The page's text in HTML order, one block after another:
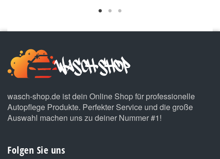
wasch-shop.de ist dein Online Shop für professionelle
Autopflege Produkte. Perfekter Service und die große
Auswahl machen uns zu deiner Nummer #1!
Folgen Sie uns